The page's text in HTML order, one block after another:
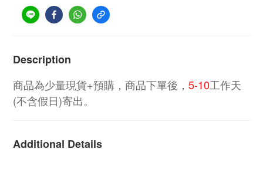
Description
商品為少量現貨+預購，商品下單後， 5-10工作天
(不含假日)寄出。
Additional Details